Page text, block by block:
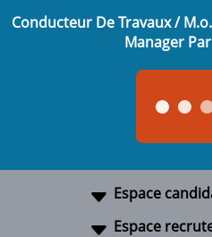
Conducteur De Travaux /
Manager
Espace
Espace